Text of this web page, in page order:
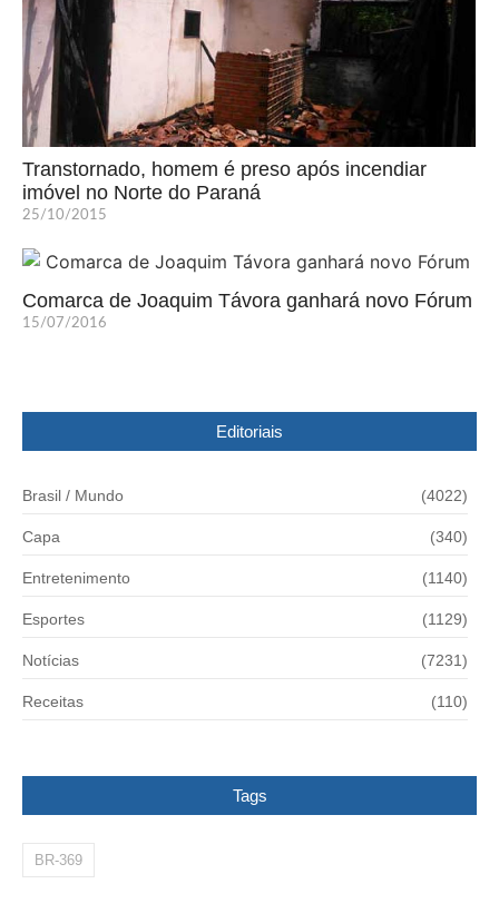
Transtornado, homem é preso após incendiar
imóvel no Norte do Paraná
25/10/2015
Comarca de Joaquim Távora ganhará novo Fórum
15/07/2016
Editoriais
Brasil / Mundo (4022)
Capa (340)
Entretenimento (1140)
Esportes (1129)
Notícias (7231)
Receitas (110)
Tags
BR-369